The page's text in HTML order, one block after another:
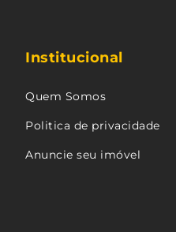
Institucional
Quem Somos
Politica de privacidade
Anuncie seu imóvel